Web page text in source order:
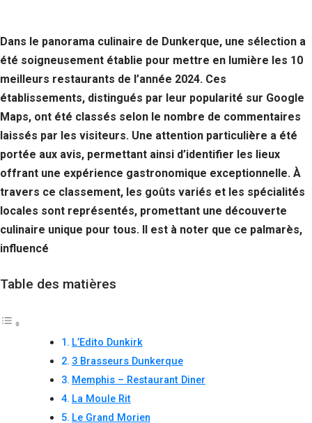
Dans le panorama culinaire de Dunkerque, une sélection a
été soigneusement établie pour mettre en lumière les 10
meilleurs restaurants de l’année 2024. Ces
établissements, distingués par leur popularité sur Google
Maps, ont été classés selon le nombre de commentaires
laissés par les visiteurs. Une attention particulière a été
portée aux avis, permettant ainsi d’identifier les lieux
offrant une expérience gastronomique exceptionnelle. À
travers ce classement, les goûts variés et les spécialités
locales sont représentés, promettant une découverte
culinaire unique pour tous. Il est à noter que ce palmarès,
influencé
Table des matières
L’Edito Dunkirk
3 Brasseurs Dunkerque
Memphis – Restaurant Diner
La Moule Rit
Le Grand Morien